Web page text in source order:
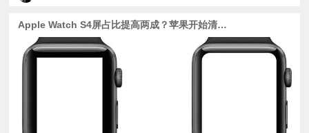
Apple Watch S4屏占比提高两成？苹果开始清旧机库存